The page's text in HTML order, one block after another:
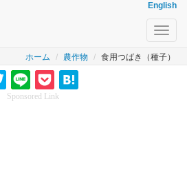
English
ホーム 農作物 食用つばき（種子）
Sponsored Link